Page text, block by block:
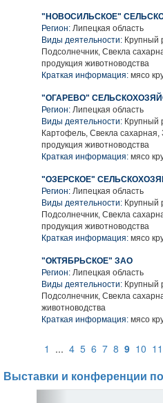
"НОВОСИЛЬСКОЕ"
Регион: Липецкая область
Виды деятельности: Крупный
Подсолнечник, Свекла
продукция животноводства
Краткая информация: мясо
"ОГАРЕВО"
Регион: Липецкая область
Виды деятельности: Крупный
Картофель, Свекла
продукция животноводства
Краткая информация: мясо
"ОЗЕРСКОЕ"
Регион: Липецкая область
Виды деятельности: Крупный
Подсолнечник, Свекла
продукция животноводства
Краткая информация: мясо
"ОКТЯБРЬСКОЕ" ЗАО
Регион: Липецкая область
Виды деятельности: Крупный
Подсолнечник, Свекла
животноводства
Краткая информация: мясо
1 ... 4 5 6 7 8 9 10 11
Выставки и конференции